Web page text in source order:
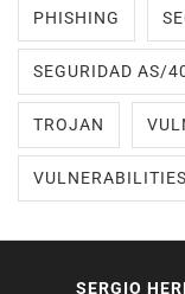
PHISHING
SEGURIDAD AS/
TROJAN
VULNERABILITIES
SERGIO